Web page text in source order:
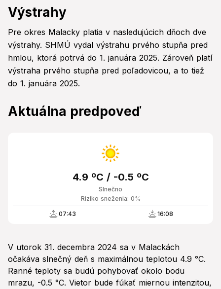
Výstrahy
Pre okres Malacky platia v nasledujúcich dňoch dve
výstrahy. SHMÚ vydal výstrahu prvého stupňa pred
hmlou, ktorá potrvá do 1. januára 2025. Zároveň platí
výstraha prvého stupňa pred poľadovicou, a to tiež
do 1. januára 2025.
Aktuálna predpoveď
Slnečno
4.9 ºC / -0.5 ºC
Riziko sneženia: 0%
07:43 16:08
V utorok 31. decembra 2024 sa v Malackách
očakáva slnečný deň s maximálnou teplotou 4.9 °C.
Ranné teploty sa budú pohybovať okolo bodu
mrazu, -0.5 °C. Vietor bude fúkať miernou intenzitou,